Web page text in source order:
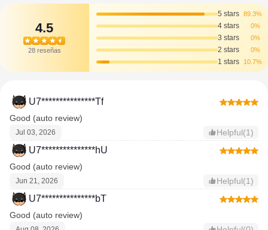
4.5
28 reseñas
5 stars 89.3%
4 stars 0%
3 stars 0%
2 stars 0%
1 stars 10.7%
U7***************Tf
Good (auto review)
Jul 03, 2026 Helpful(1)
U7***************hU
Good (auto review)
Jun 21, 2026 Helpful(1)
U7***************bT
Good (auto review)